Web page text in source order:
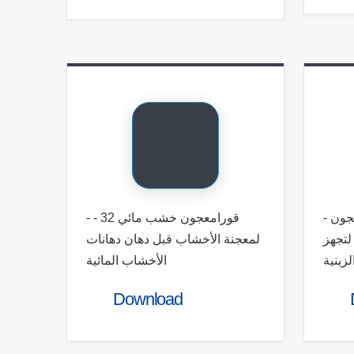
- قورامعجون خشب مائي 32 -
لمعجنة الأخشاب قبل دهان دهانات
الأخشاب المائية
Download
- قورامعجون لاكيه 77 - معجون
Address
Head Office:
5 East of Tersana Club Street -
5466